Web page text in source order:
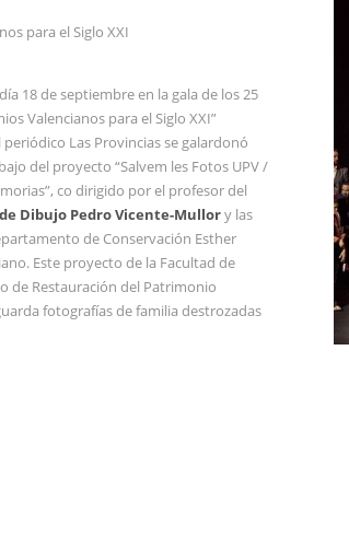
para el Siglo XXI
18 de septiembre en la gala de los 25
Valencianos para el Siglo XXI”
Las Provincias se galardonó
del proyecto “Salvem les Fotos UPV /
co dirigido por el profesor del
Dibujo Pedro Vicente-Mullory las
de Conservación Esther
Este proyecto de la Facultad de
de Restauración del Patrimonio
fotografías de familia destrozadas